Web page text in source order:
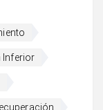
Inferior